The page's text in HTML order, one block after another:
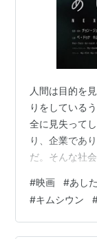
人間は目的を
りをしている
全に見失って
り、企業であ
だ。そんな社
哀しいほど正
Cube
#映画 #あし
#キムシウン